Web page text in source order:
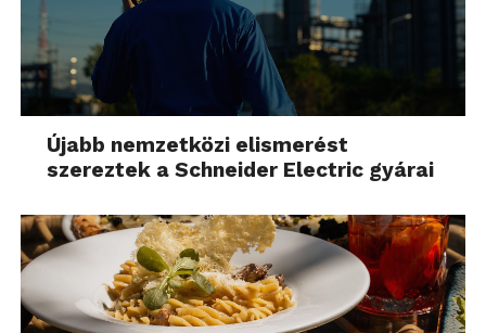
Újabb nemzetközi elismerést
szereztek a Schneider Electric gyárai